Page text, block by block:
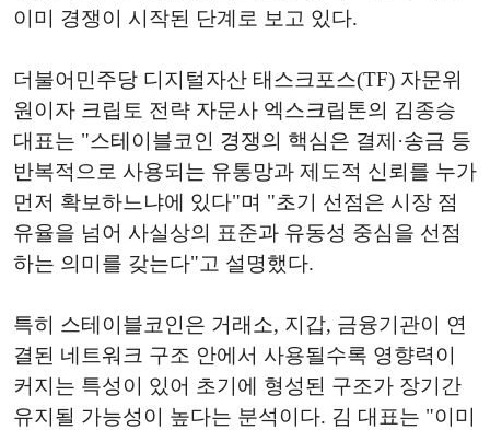
이미 경쟁이 시작된 단계로 보고 있다.
더불어민주당 디지털자산 태스크포스(TF) 자문위
원이자 크립토 전략 자문사 엑스크립톤의 김종승
대표는 "스테이블코인 경쟁의 핵심은 결제·송금 등
반복적으로 사용되는 유통망과 제도적 신뢰를 누가
먼저 확보하느냐에 있다"며 "초기 선점은 시장 점
유율을 넘어 사실상의 표준과 유동성 중심을 선점
하는 의미를 갖는다"고 설명했다.
특히 스테이블코인은 거래소, 지갑, 금융기관이 연
결된 네트워크 구조 안에서 사용될수록 영향력이
커지는 특성이 있어 초기에 형성된 구조가 장기간
유지될 가능성이 높다는 분석이다. 김 대표는 "이미